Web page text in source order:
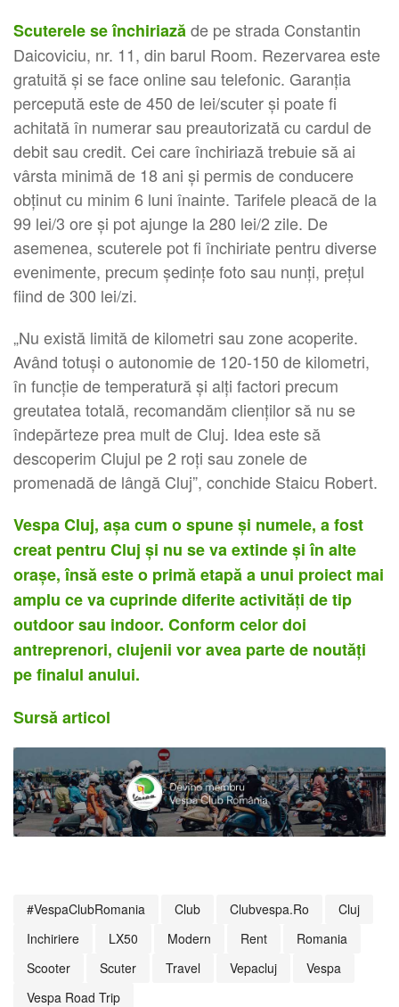
Scuterele se închiriazăde pe strada Constantin
Daicoviciu, nr. 11, din barul Room. Rezervarea este
gratuită şi se face online sau telefonic. Garanția
percepută este de 450 de lei/scuter şi poate fi
achitată în numerar sau preautorizată cu cardul de
debit sau credit. Cei care închiriază trebuie să ai
vârsta minimă de 18 ani și permis de conducere
obținut cu minim 6 luni înainte. Tarifele pleacă de la
99 lei/3 ore şi pot ajunge la 280 lei/2 zile. De
asemenea, scuterele pot fi închiriate pentru diverse
evenimente, precum şedinţe foto sau nunţi, preţul
fiind de 300 lei/zi.
„Nu există limită de kilometri sau zone acoperite.
Având totuși o autonomie de 120-150 de kilometri,
în funcție de temperatură și alți factori precum
greutatea totală, recomandăm clienților să nu se
îndepărteze prea mult de Cluj. Idea este să
descoperim Clujul pe 2 roți sau zonele de
promenadă de lângă Cluj”, conchide Staicu Robert.
Vespa Cluj, aşa cum o spune şi numele, a fost
creat pentru Cluj şi nu se va extinde şi în alte
oraşe, însă este o primă etapă a unui proiect mai
amplu ce va cuprinde diferite activități de tip
outdoor sau indoor. Conform celor doi
antreprenori, clujenii vor avea parte de noutăţi
pe finalul anului.
Sursă articol
#VespaClubRomania Club Clubvespa.ro
Cluj
Inchiriere
LX50 Modern Rent
Romania
Scooter
Scuter Travel Vepacluj
Vespa
Vespa Road Trip